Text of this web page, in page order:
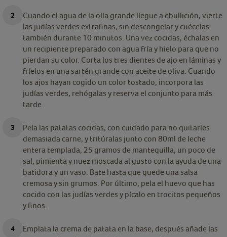
Cuando el agua de la olla grande llegue a ebullición, vierte
las judías verdes extrafinas, sin descongelar y cuécelas
también durante 10 minutos. Una vez cocidas, échalas en
un recipiente preparado con agua fría y hielo para que no
pierdan su color. Corta los tres dientes de ajo en láminas y
fríelos en una sartén grande con aceite de oliva. Cuando
los ajos hayan cogido un color tostado, incorpora las
judías verdes, rehógalas y reserva el conjunto para más
tarde.
Pela las patatas cocidas, con cuidado para no quitarles
demasiada carne, y tritúralas junto con 80ml de leche
entera templada, 25 gramos de mantequilla, un poco de
sal, pimienta y nuez moscada al gusto con la ayuda de una
batidora y un vaso. Bate hasta que quede una salsa
cremosa y sin grumos. Por último, pela el huevo que has
cocido con las judías verdes y pícalo en trocitos pequeños
y finos.
Emplata la crema de patata en la base, después añade las